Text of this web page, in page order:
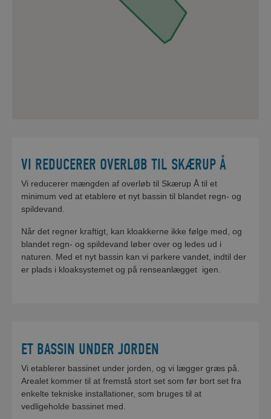
VI REDUCERER OVERLØB TIL SKÆRUP Å
Vi reducerer mængden af overløb til Skærup Å til et
minimum ved at etablere et nyt bassin til blandet regn- og
spildevand.
Når det regner kraftigt, kan kloakkerne ikke følge med, og
blandet regn- og spildevand løber over og ledes ud i
naturen. Med et nyt bassin kan vi parkere vandet, indtil der
er plads i kloaksystemet og på renseanlægget igen.
ET BASSIN UNDER JORDEN
Vi etablerer bassinet under jorden, og vi lægger græs på.
Arealet kommer til at fremstå stort set som før bort set fra
enkelte tekniske installationer, som bruges til at
vedligeholde bassinet med.
Når det regner kraftigt, kan
med. Med det nye bassin kan